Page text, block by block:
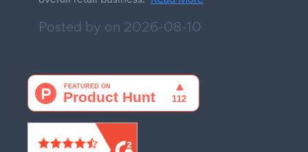
Posted by on 2026-08-10